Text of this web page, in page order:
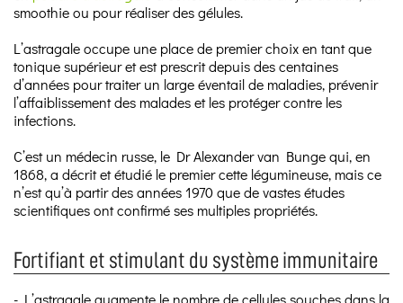
smoothie ou pour réaliser des gélules.
L’astragale occupe une place de premier choix en tant que
tonique supérieur et est prescrit depuis des centaines
d’années pour traiter un large éventail de maladies, prévenir
l’affaiblissement des malades et les protéger contre les
infections.
C’est un médecin russe, le Dr Alexander van Bunge qui, en
1868, a décrit et étudié le premier cette légumineuse, mais ce
n’est qu’à partir des années 1970 que de vastes études
scientifiques ont confirmé ses multiples propriétés.
Fortifiant et stimulant du système immunitaire